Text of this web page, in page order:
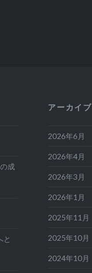
成
と
アーカイブ
2026年6月
2026年4月
2026年3月
2026年1月
2025年11月
2025年10月
2024年10月